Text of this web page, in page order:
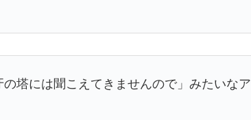
には聞こえてきませんので」みたいなア